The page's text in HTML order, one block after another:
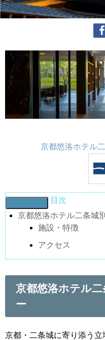
京都悠洛ホテル
目次
京都悠洛ホテル二条城
施設・特徴
アクセス
京都悠洛ホテル
ー
京都・二条城に寄り添う